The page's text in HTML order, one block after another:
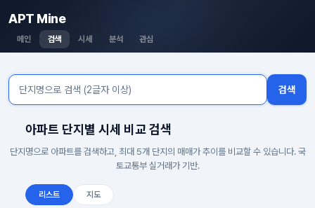
APT Mine
메인 검색 시세 분석 관심
검색
아파트 단지별 시세 비교 검색
단지명으로 아파트를 검색하고, 최대 5개 단지의 매매가 추이를 비교할 수 있습니다. 국
토교통부 실거래가 기반.
리스트 지도